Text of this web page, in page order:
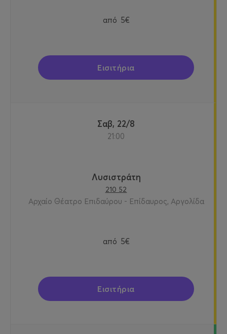
από 5€
Εισιτήρια
Σαβ, 22/8
21:00
Λυσιστράτη
210 52
Αρχαίο Θέατρο Επιδαύρου - Επίδαυρος, Αργολίδα
από 5€
Εισιτήρια